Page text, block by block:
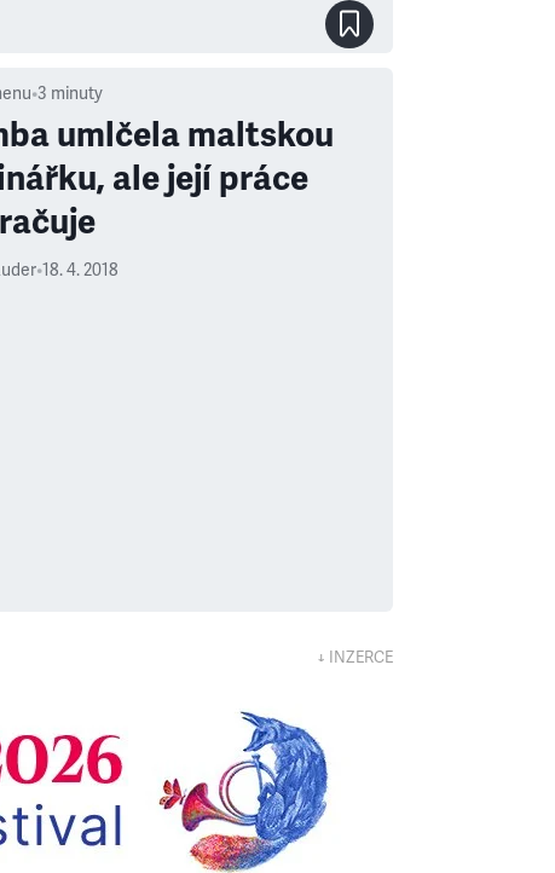
•3 minuty
umlčela maltskou
ale její práce
•18. 4. 2018
↓ INZERCE